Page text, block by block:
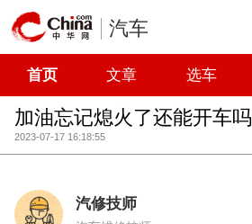
汽车
首页 文章 选车
加油忘记熄火了还能开车吗
2023-07-17 16:18:55
汽修技师